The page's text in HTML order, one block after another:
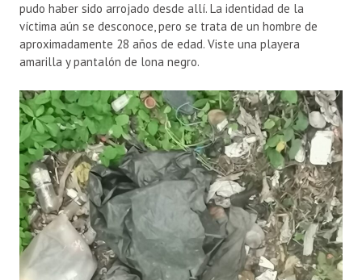
pudo haber sido arrojado desde allí. La identidad de la
víctima aún se desconoce, pero se trata de un hombre de
aproximadamente 28 años de edad. Viste una playera
amarilla y pantalón de lona negro.